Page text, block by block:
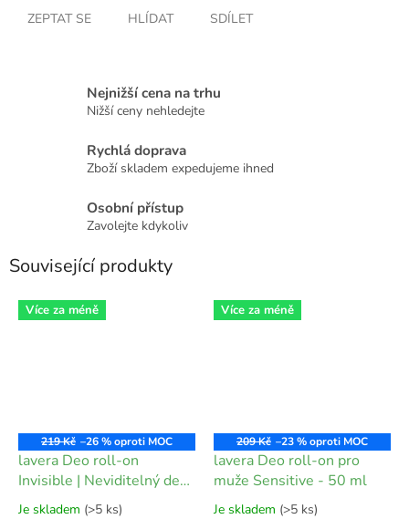
ZEPTAT SE HLÍDAT SDÍLET
Nejnižší cena na trhu
Nižší ceny nehledejte
Rychlá doprava
Zboží skladem expedujeme ihned
Osobní přístup
Zavolejte kdykoliv
Související produkty
Více za méně
219 Kč –26 %
lavera Deo roll-on
Invisible | Neviditelný deo-
roll on 50 ml
Je skladem (>5 ks)
Více za méně
209 Kč –23 %
lavera Deo roll-on pro
muže Sensitive - 50 ml
Je skladem (>5 ks)